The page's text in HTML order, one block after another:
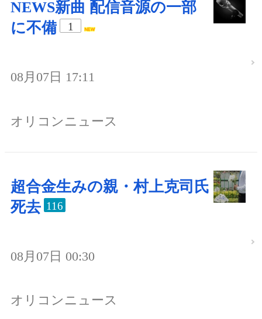
NEWS新曲 配信音源の一部
に不備
1
08月07日 17:11
オリコンニュース
超合金生みの親・村上克司氏
死去 116
08月07日 00:30
オリコンニュース